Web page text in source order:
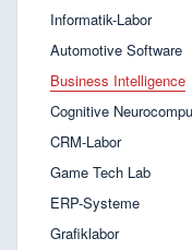
Informatik-Labor
Automotive Software
Business Intelligence
Cognitive
CRM-Labor
Game Tech Lab
ERP-Systeme
Grafiklabor